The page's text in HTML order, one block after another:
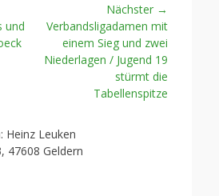
und
Nächster →
Nächster
Beitrag:
Verbandsligadamen mit
einem Sieg und zwei
Niederlagen / Jugend 19
stürmt die
Tabellenspitze
Heinz Leuken
47608 Geldern